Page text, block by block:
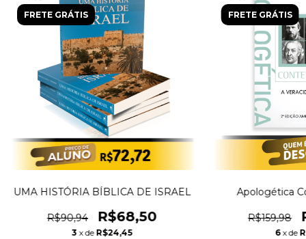
FRETE GRÁTIS
UMA HISTÓRIA BÍBLICA DE ISRAEL
R$90,94 R$68,50
3 x de R$24,45
FRETE GRÁTIS
Apologética
R$159,98
6 x de